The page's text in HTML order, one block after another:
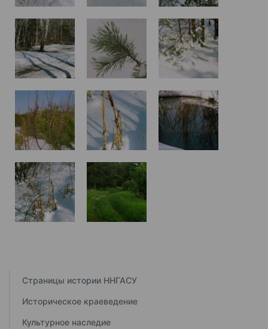
Страницы истории ННГАСУ
Историческое краеведение
Культурное наследие